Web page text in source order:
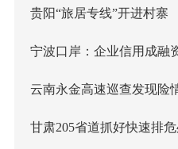
贵阳“旅居专线”开进村寨
宁波口岸：企业信用成融
云南永金高速巡查发现险